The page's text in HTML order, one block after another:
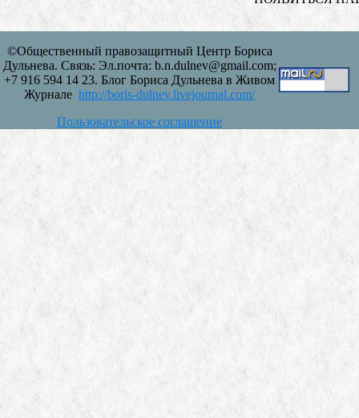
©Общественный правозащитный Центр Бориса
Дульнева. Связь: Эл.почта: b.n.dulnev@gmail.com;
+7 916 594 14 23. Блог Бориса Дульнева в Живом
Журнале http://boris-dulnev.livejournal.com/
Пользовательское соглашение